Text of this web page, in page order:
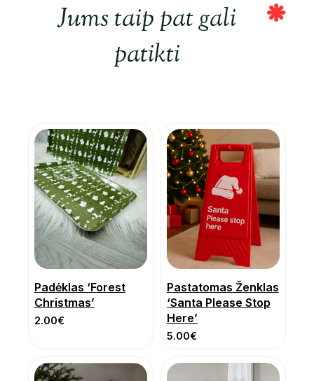
Jums taip pat gali
patikti
Padėklas ‘Forest
Christmas’
2.00€
Pastatomas Ženklas
‘Santa Please Stop
Here’
5.00€